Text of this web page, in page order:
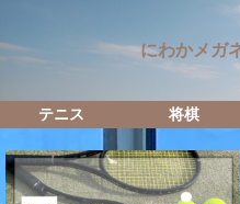
にわかメガ
テニス 将棋